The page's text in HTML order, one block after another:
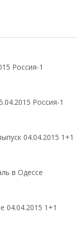
Россия-1
Россия-1
04.04.2015 1+1
в Одессе
04.04.2015 1+1